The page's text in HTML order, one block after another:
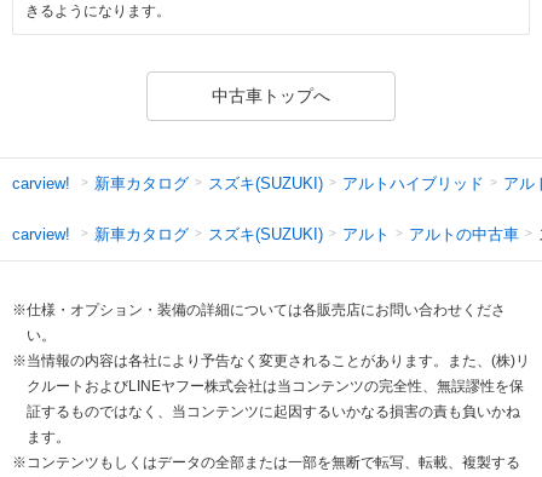
きるようになります。
中古車トップへ
carview! 新車カタログ スズキ(SUZUKI) アルトハイブリッド アル
carview! 新車カタログ スズキ(SUZUKI) アルト アルトの中古車
※仕様・オプション・装備の詳細については各販売店にお問い合わせくださ
い。
※当情報の内容は各社により予告なく変更されることがあります。また、(株)リ
クルートおよびLINEヤフー株式会社は当コンテンツの完全性、無誤謬性を保
証するものではなく、当コンテンツに起因するいかなる損害の責も負いかね
ます。
※コンテンツもしくはデータの全部または一部を無断で転写、転載、複製する